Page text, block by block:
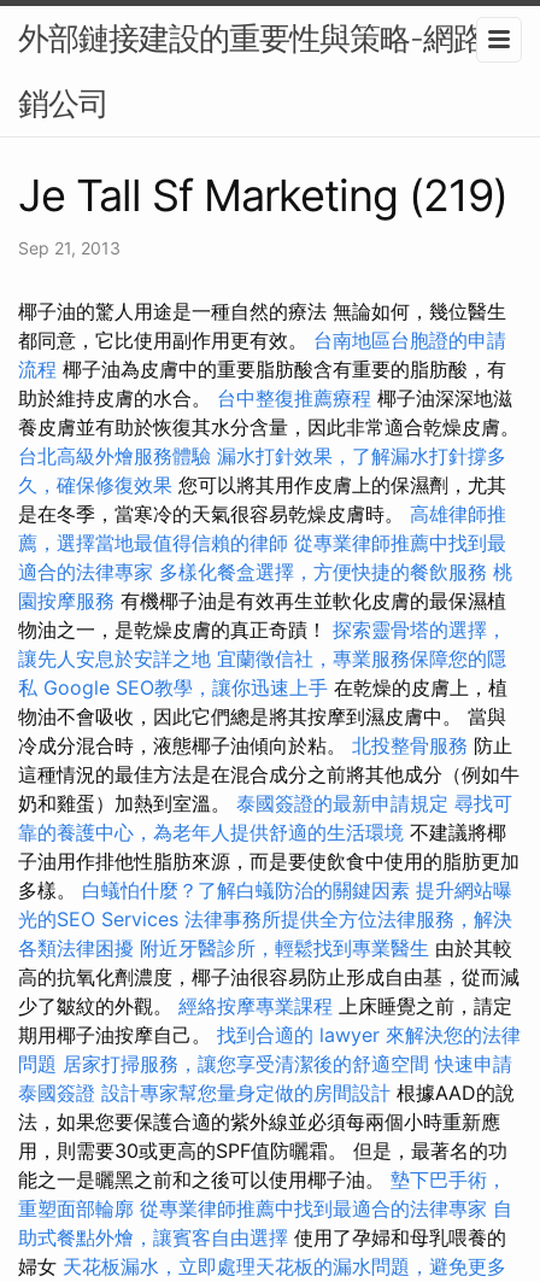
外部鏈接建設的重要性與策略-網路行
銷公司
Je Tall Sf Marketing (219)
Sep 21, 2013
椰子油的驚人用途是一種自然的療法 無論如何，幾位醫生
都同意，它比使用副作用更有效。 台南地區台胞證的申請
流程 椰子油為皮膚中的重要脂肪酸含有重要的脂肪酸，有
助於維持皮膚的水合。 台中整復推薦療程 椰子油深深地滋
養皮膚並有助於恢復其水分含量，因此非常適合乾燥皮膚。
台北高級外燴服務體驗 漏水打針效果，了解漏水打針撐多
久，確保修復效果 您可以將其用作皮膚上的保濕劑，尤其
是在冬季，當寒冷的天氣很容易乾燥皮膚時。 高雄律師推
薦，選擇當地最值得信賴的律師 從專業律師推薦中找到最
適合的法律專家 多樣化餐盒選擇，方便快捷的餐飲服務 桃
園按摩服務 有機椰子油是有效再生並軟化皮膚的最保濕植
物油之一，是乾燥皮膚的真正奇蹟！ 探索靈骨塔的選擇，
讓先人安息於安詳之地 宜蘭徵信社，專業服務保障您的隱
私 Google SEO教學，讓你迅速上手 在乾燥的皮膚上，植
物油不會吸收，因此它們總是將其按摩到濕皮膚中。 當與
冷成分混合時，液態椰子油傾向於粘。 北投整骨服務 防止
這種情況的最佳方法是在混合成分之前將其他成分（例如牛
奶和雞蛋）加熱到室溫。 泰國簽證的最新申請規定 尋找可
靠的養護中心，為老年人提供舒適的生活環境 不建議將椰
子油用作排他性脂肪來源，而是要使飲食中使用的脂肪更加
多樣。 白蟻怕什麼？了解白蟻防治的關鍵因素 提升網站曝
光的SEO Services 法律事務所提供全方位法律服務，解決
各類法律困擾 附近牙醫診所，輕鬆找到專業醫生 由於其較
高的抗氧化劑濃度，椰子油很容易防止形成自由基，從而減
少了皺紋的外觀。 經絡按摩專業課程 上床睡覺之前，請定
期用椰子油按摩自己。 找到合適的 lawyer 來解決您的法律
問題 居家打掃服務，讓您享受清潔後的舒適空間 快速申請
泰國簽證 設計專家幫您量身定做的房間設計 根據AAD的說
法，如果您要保護合適的紫外線並必須每兩個小時重新應
用，則需要30或更高的SPF值防曬霜。 但是，最著名的功
能之一是曬黑之前和之後可以使用椰子油。 墊下巴手術，
重塑面部輪廓 從專業律師推薦中找到最適合的法律專家 自
助式餐點外燴，讓賓客自由選擇 使用了孕婦和母乳喂養的
婦女 天花板漏水，立即處理天花板的漏水問題，避免更多